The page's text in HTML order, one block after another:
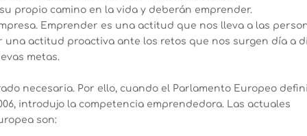
propio camino en la vida y deberán emprender.
Emprender es una actitud que nos lleva a las
actitud proactiva ante los retos que nos surgen día a
metas.
necesaria. Por ello, cuando el Parlamento Europeo
introdujo la competencia emprendedora. Las actuales
son: